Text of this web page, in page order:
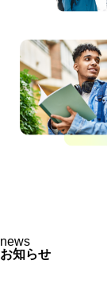
news
お知らせ